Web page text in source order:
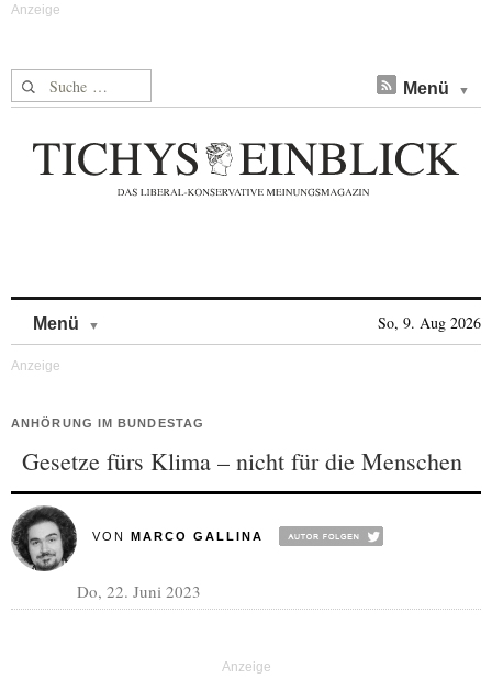
Suche nach: Menü
Menü So, 9. Aug 2026
ANHÖRUNG IM BUNDESTAG
Gesetze fürs Klima – nicht für die Menschen
VON MARCO GALLINA
Do, 22. Juni 2023